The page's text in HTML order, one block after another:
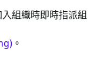
組織時即時指派組
。